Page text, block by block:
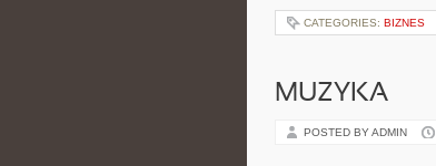
CATEGORIES: BIZNES
MUZYKA
POSTED BY ADMIN